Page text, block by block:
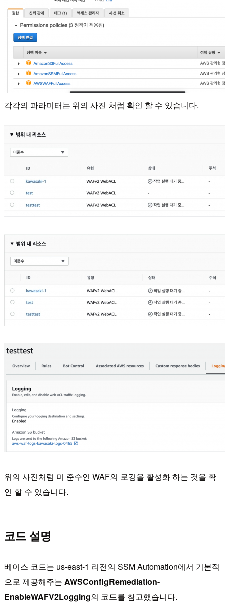
각각의 파라미터는 위의 사진 처럼 확인 할 수 있습니다.
위의 사진처럼 미 준수인 WAF의 로깅을 활성화 하는 것을 확
인 할 수 있습니다.
코드 설명
베이스 코드는 us-east-1 리전의 SSM Automation에서 기본적
으로 제공해주는 AWSConfigRemediation-
EnableWAFV2Logging의 코드를 참고했습니다.